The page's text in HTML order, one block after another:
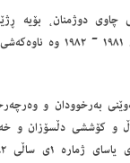
چاوی دوژمنان، بۆیە
ساڵی ١٩٩١ کە بووە ھەوێنی
و کۆششی دڵسۆزان و